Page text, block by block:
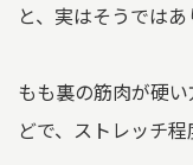
と、実はそうではあ
もも裏の筋肉が硬
どで、ストレッチ